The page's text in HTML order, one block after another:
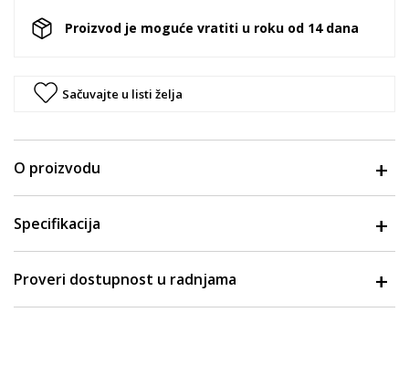
Proizvod je moguće vratiti u roku od 14 dana
Sačuvajte u listi želja
O proizvodu
Specifikacija
Proveri dostupnost u radnjama